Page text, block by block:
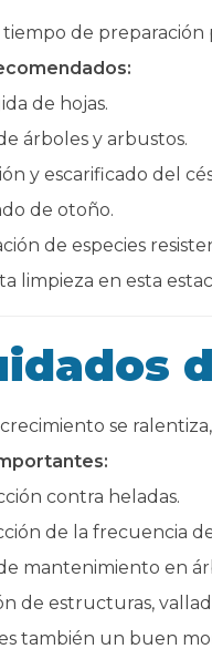
de preparación
de hojas.
árboles y arbustos.
y escarificado del
de otoño.
de especies
limpieza en esta
se
contra heladas.
de la frecuencia
mantenimiento en
de estructuras,
también un buen